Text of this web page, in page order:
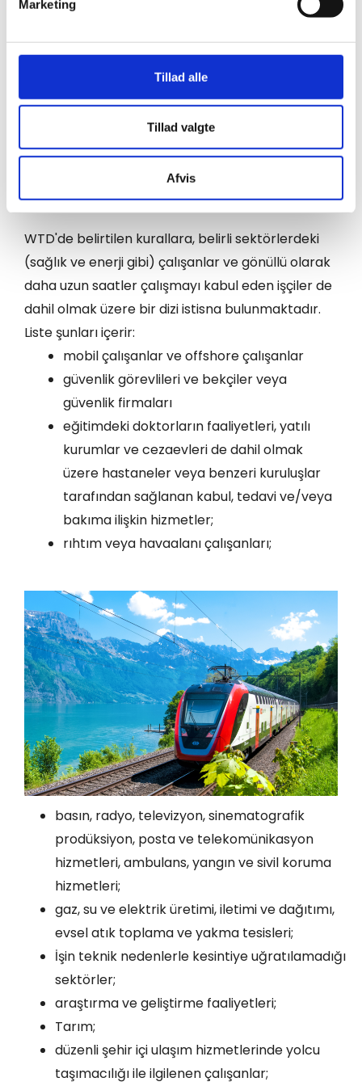
at analysere vores trafik. Vi deler også oplysninger om
for sociale medier, annonceringspartnere og
data med andre oplysninger, du har givet dem, eller som
de har indsamlet fra din brug af deres tjenester.
Marketing
Tillad alle
Tillad valgte
Afvis
tüm çalışanları ilgilendirmektedir. Buna otobüs,
yolcu otobüsü, kamyon, kamyonet ve otomobil
sürücüleri de dahildir. Direktif, dinlenme süreleri,
çalışma saatleri ve yıllık izinler için asgari
standartları belirlemektedir.
WTD'de belirtilen kurallara, belirli sektörlerdeki
(sağlık ve enerji gibi) çalışanlar ve gönüllü olarak
daha uzun saatler çalışmayı kabul eden işçiler de
dahil olmak üzere bir dizi istisna bulunmaktadır.
Liste şunları içerir:
mobil çalışanlar ve offshore çalışanlar
güvenlik görevlileri ve bekçiler veya
güvenlik firmaları
eğitimdeki doktorların faaliyetleri, yatılı
kurumlar ve cezaevleri de dahil olmak
üzere hastaneler veya benzeri kuruluşlar
tarafından sağlanan kabul, tedavi ve/veya
bakıma ilişkin hizmetler;
rıhtım veya havaalanı çalışanları;
basın, radyo, televizyon, sinematografik
prodüksiyon, posta ve telekomünikasyon
hizmetleri, ambulans, yangın ve sivil koruma
hizmetleri;
gaz, su ve elektrik üretimi, iletimi ve dağıtımı,
evsel atık toplama ve yakma tesisleri;
İşin teknik nedenlerle kesintiye uğratılamadığı
sektörler;
araştırma ve geliştirme faaliyetleri;
Tarım;
düzenli şehir içi ulaşım hizmetlerinde yolcu
taşımacılığı ile ilgilenen çalışanlar;